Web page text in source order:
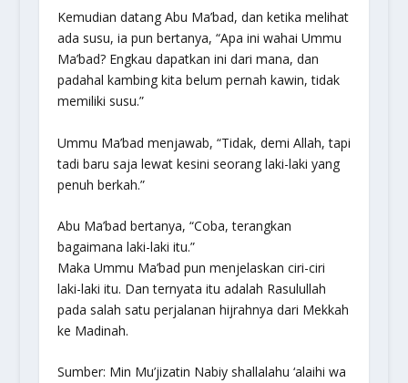
Kemudian datang Abu Ma’bad, dan ketika melihat
ada susu, ia pun bertanya, “Apa ini wahai Ummu
Ma’bad? Engkau dapatkan ini dari mana, dan
padahal kambing kita belum pernah kawin, tidak
memiliki susu.”
Ummu Ma’bad menjawab, “Tidak, demi Allah, tapi
tadi baru saja lewat kesini seorang laki-laki yang
penuh berkah.”
Abu Ma’bad bertanya, “Coba, terangkan
bagaimana laki-laki itu.”
Maka Ummu Ma’bad pun menjelaskan ciri-ciri
laki-laki itu. Dan ternyata itu adalah Rasulullah
pada salah satu perjalanan hijrahnya dari Mekkah
ke Madinah.
Sumber: Min Mu’jizatin Nabiy shallalahu ‘alaihi wa